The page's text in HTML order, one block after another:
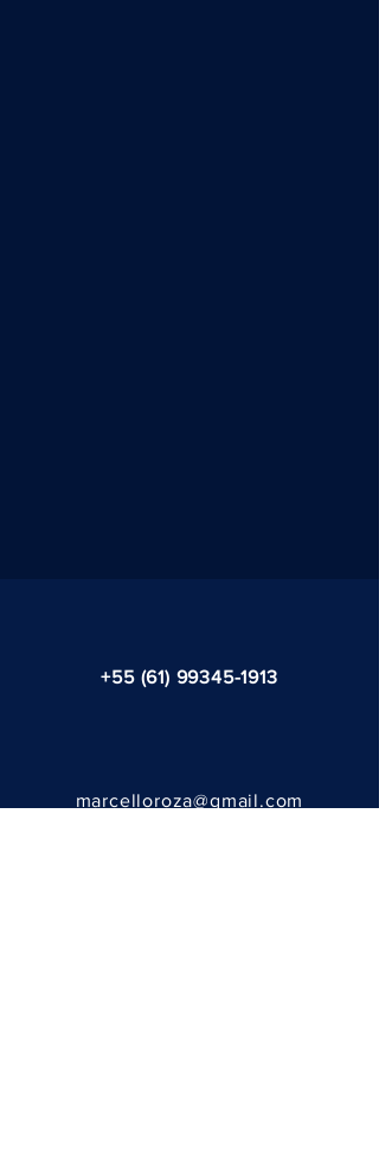
+55 (61) 99345-1913
marcelloroza@gmail.com